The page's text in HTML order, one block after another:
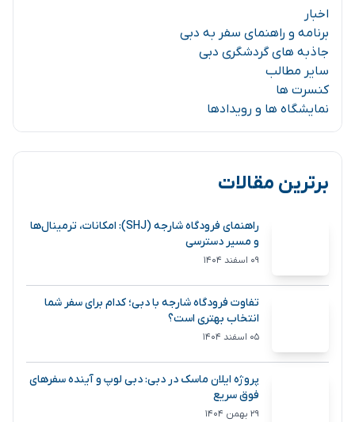
اخبار
برنامه و راهنمای سفر به دبی
جاذبه های گردشگری دبی
سایر مطالب
کنسرت ها
نمایشگاه ها و رویدادها
برترین مقالات
راهنمای فرودگاه شارجه (SHJ): امکانات، ترمینال‌ها
و مسیر دسترسی
۰۹ اسفند ۱۴۰۴
تفاوت فرودگاه شارجه با دبی؛ کدام برای سفر شما
انتخاب بهتری است؟
۰۵ اسفند ۱۴۰۴
پروژه ایلان ماسک در دبی: دبی لوپ و آینده سفرهای
فوق سریع
۲۹ بهمن ۱۴۰۴